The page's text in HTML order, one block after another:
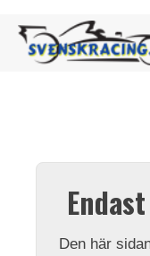
Den här